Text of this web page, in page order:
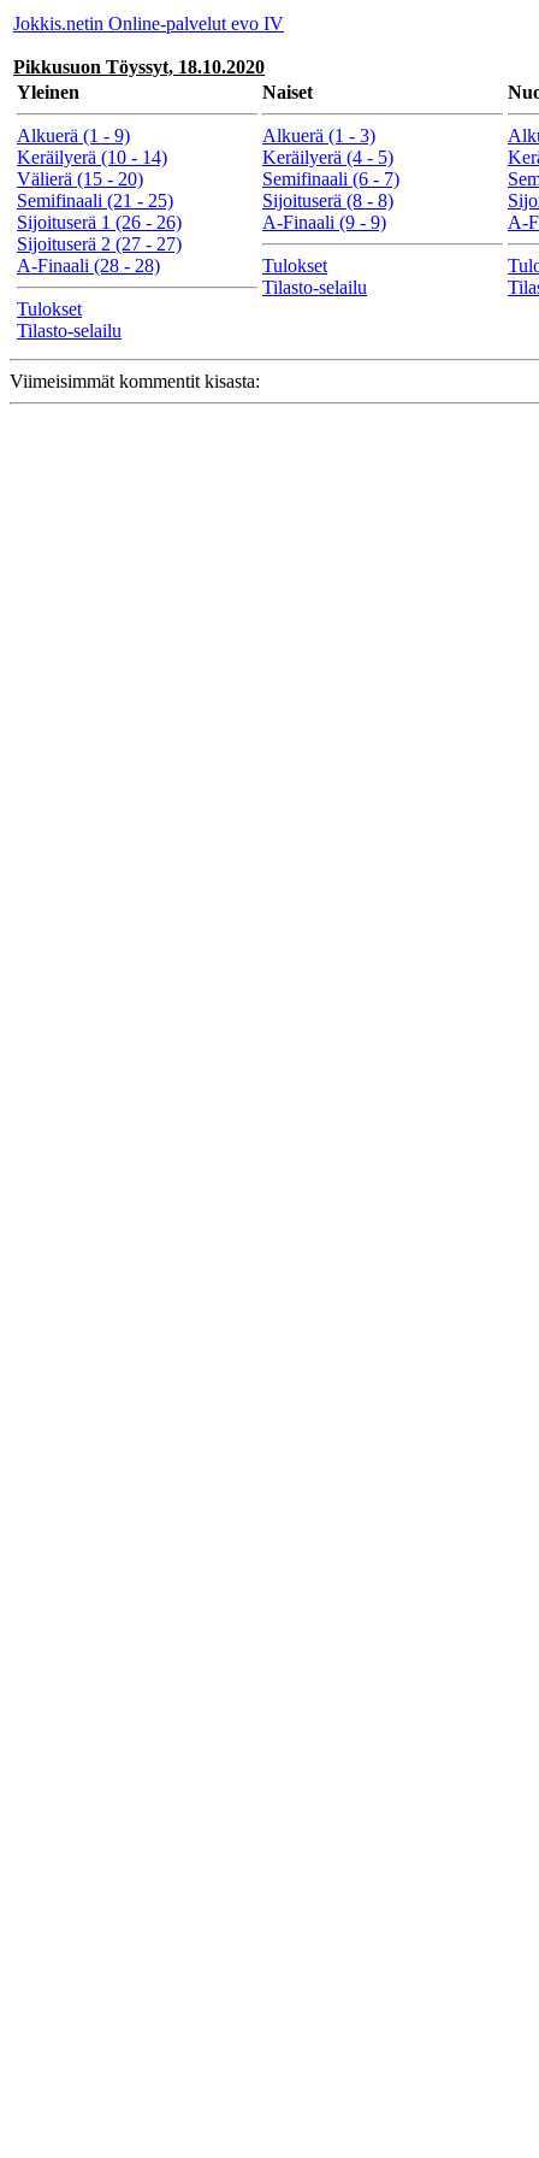
Jokkis.netin Online-palvelut evo IV
Pikkusuon Töyssyt, 18.10.2020
Yleinen
Alkuerä (1 - 9)
Keräilyerä (10 - 14)
Välierä (15 - 20)
Semifinaali (21 - 25)
Sijoituserä 1 (26 - 26)
Sijoituserä 2 (27 - 27)
A-Finaali (28 - 28)
Tulokset
Tilasto-selailu
Naiset
Alkuerä (1 - 3)
Keräilyerä (4 - 5)
Semifinaali (6 - 7)
Sijoituserä (8 - 8)
A-Finaali (9 - 9)
Tulokset
Tilasto-selailu
A-
Viimeisimmät kommentit kisasta: